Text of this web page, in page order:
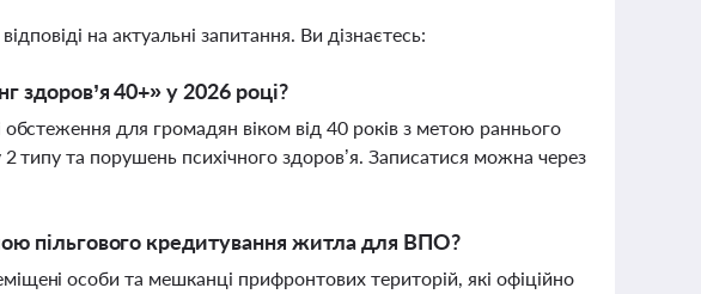
на актуальні запитання. Ви дізнаєтесь:
40+» у 2026 році?
для громадян віком від 40 років з метою раннього
типу та порушень психічного здоров’я. Записатися можна через
пільгового кредитування житла для ВПО?
особи та мешканці прифронтових територій, які офіційно